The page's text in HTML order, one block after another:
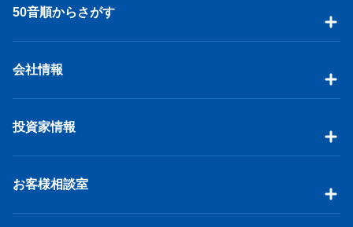
50音順からさがす
会社情報
投資家情報
お客様相談室